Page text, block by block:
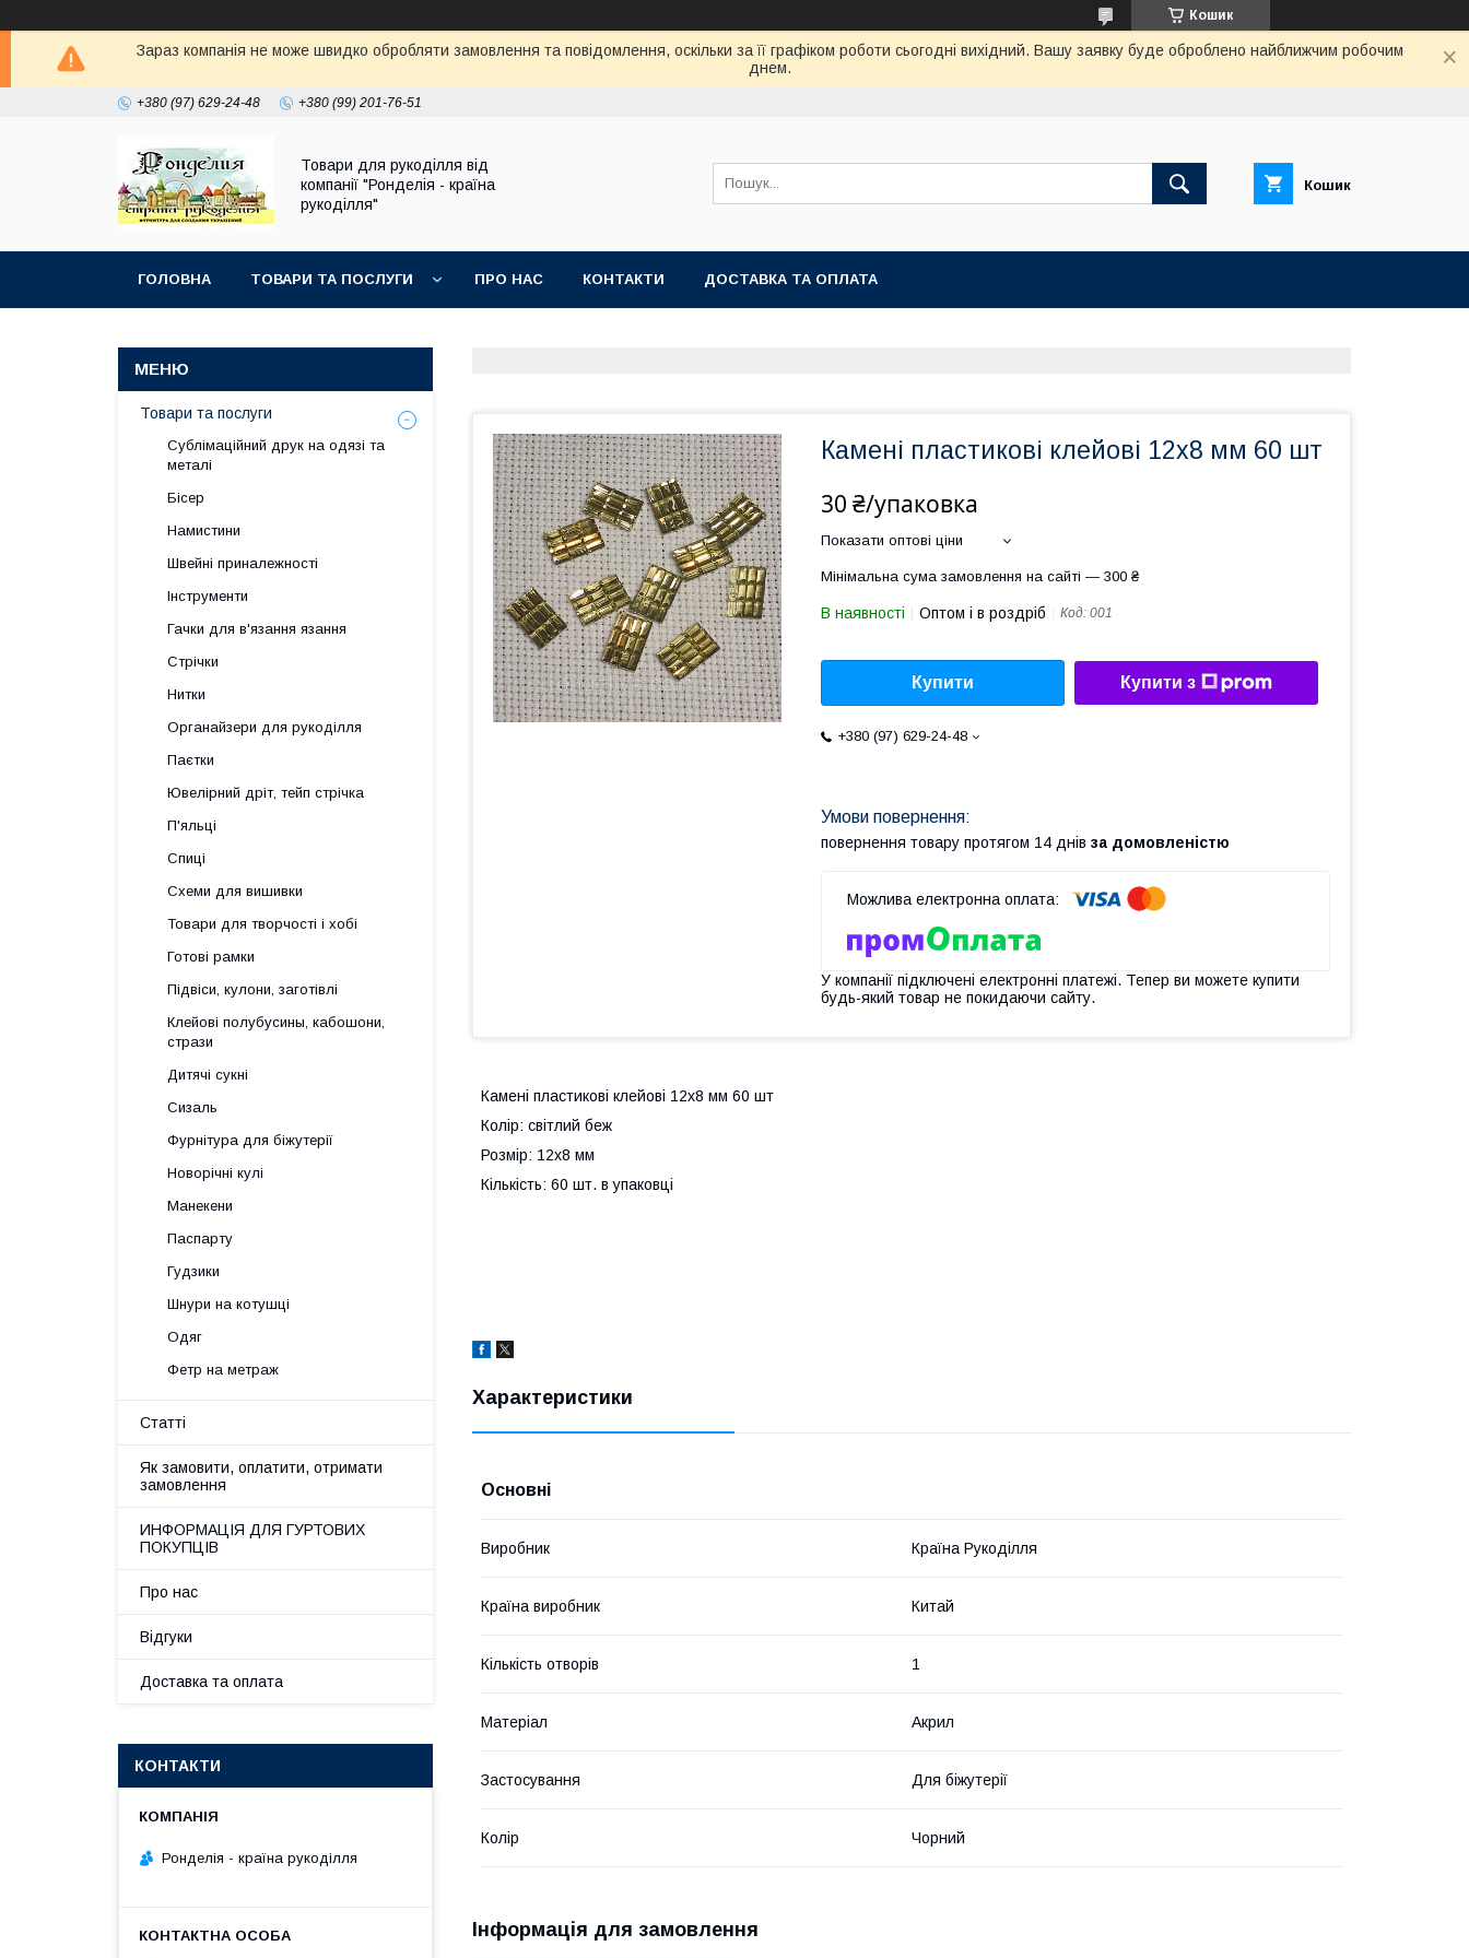
Кошик
Зараз компанія не може швидко обробляти замовлення та повідомлення, оскільки за її графіком роботи сьогодні вихідний. Вашу заявку буде оброблено найближчим робочим
днем.
+380 (97) 629-24-48 +380 (99) 201-76-51
Товари для рукоділля від
компанії "Ронделія - країна
рукоділля"
Кошик
ГОЛОВНА ТОВАРИ ТА ПОСЛУГИ ПРО НАС КОНТАКТИ ДОСТАВКА ТА ОПЛАТА
Камені пластикові клейові 12х8 мм 60 шт
30 ₴/упаковка
Показати оптові ціни
Мінімальна сума замовлення на сайті — 300 ₴
В наявності Оптом і в роздріб Код: 001
Купити Купити з
+380 (97) 629-24-48
повернення товару протягом 14 днів за домовленістю
У компанії підключені електронні платежі. Тепер ви можете купити
будь-який товар не покидаючи сайту.
Камені пластикові клейові 12х8 мм 60 шт
Колір: світлий беж
Розмір: 12х8 мм
Кількість: 60 шт. в упаковці
Характеристики
Основні
Виробник Країна Рукоділля
Країна виробник Китай
Кількість отворів 1
Матеріал Акрил
Застосування Для біжутерії
Колір Чорний
Інформація для замовлення
Товари та послуги
Сублімаційний друк на одязі та
металі
Бісер
Намистини
Швейні приналежності
Інструменти
Гачки для в'язання язання
Стрічки
Нитки
Органайзери для рукоділля
Паєтки
Ювелірний дріт, тейп стрічка
П'яльці
Спиці
Схеми для вишивки
Товари для творчості і хобі
Готові рамки
Підвіси, кулони, заготівлі
Клейові полубусины, кабошони,
стрази
Дитячі сукні
Сизаль
Фурнітура для біжутерії
Новорічні кулі
Манекени
Паспарту
Гудзики
Шнури на котушці
Одяг
Фетр на метраж
Статті
Як замовити, оплатити, отримати
замовлення
ИНФОРМАЦІЯ ДЛЯ ГУРТОВИХ
ПОКУПЦІВ
Про нас
Відгуки
Доставка та оплата
КОНТАКТИ
Ронделія - країна рукоділля